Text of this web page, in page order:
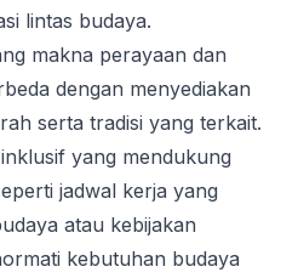
lintas budaya.
makna perayaan dan
dengan menyediakan
serta tradisi yang terkait.
yang mendukung
jadwal kerja yang
atau kebijakan
kebutuhan budaya